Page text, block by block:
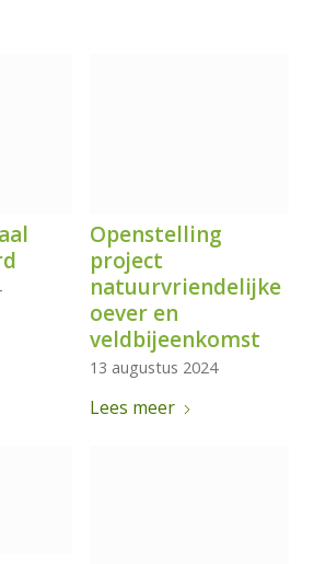
Openstelling
project
natuurvriendelijke
oever en
veldbijeenkomst
13 augustus 2024
Lees meer